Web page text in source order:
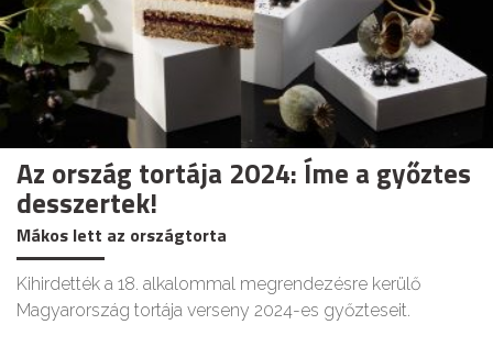
Az ország tortája 2024: Íme a győztes
desszertek!
Mákos lett az országtorta
Kihirdették a 18. alkalommal megrendezésre kerülő
Magyarország tortája verseny 2024-es győzteseit.